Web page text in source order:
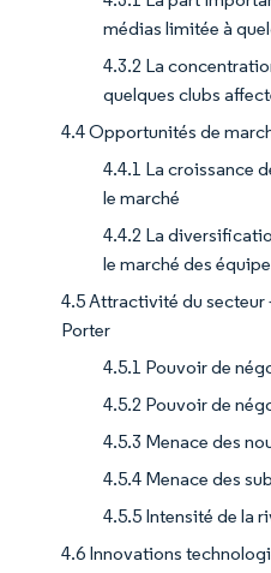
médias limitée à
4.3.2 La
quelques clubs
4.4 Opportunités de
4.4.1 La croissance
le marché
4.4.2 La
le marché des
4.5 Attractivité du secteur
Porter
4.5.1 Pouvoir de
4.5.2 Pouvoir de
4.5.3 Menace des
4.5.4 Menace des
4.5.5 Intensité de la
4.6 Innovations